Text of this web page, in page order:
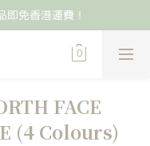
即免香港運費！
FACE
(4 Colours)